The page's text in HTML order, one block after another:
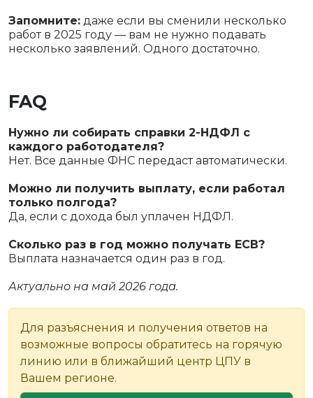
Запомните: даже если вы сменили несколько
работ в 2025 году — вам не нужно подавать
несколько заявлений. Одного достаточно.
FAQ
Нужно ли собирать справки 2-НДФЛ с
каждого работодателя?
Нет. Все данные ФНС передаст автоматически.
Можно ли получить выплату, если работал
только полгода?
Да, если с дохода был уплачен НДФЛ.
Сколько раз в год можно получать ЕСВ?
Выплата назначается один раз в год.
Актуально на май 2026 года.
Для разъяснения и получения ответов на
возможные вопросы обратитесь на горячую
линию или в ближайший центр ЦПУ в
Вашем регионе.